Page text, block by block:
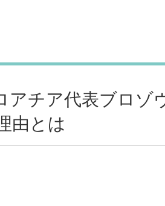
アチア代表ブロゾ
由とは